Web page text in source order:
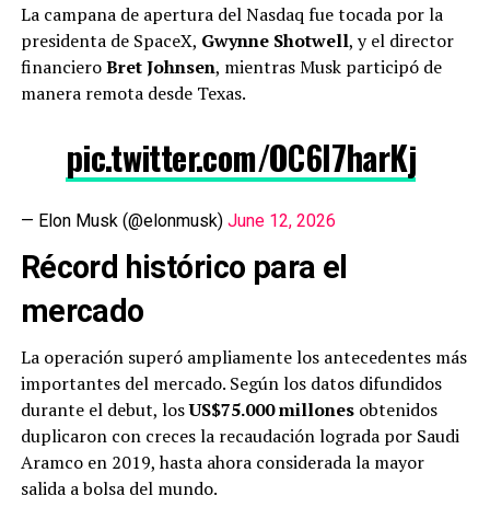
La campana de apertura del Nasdaq fue tocada por la
presidenta de SpaceX, Gwynne Shotwell, y el director
financieroBret Johnsen, mientras Musk participó de
manera remota desde Texas.
pic.twitter.com/OC6l7harKj
— Elon Musk (@elonmusk) June 12, 2026
Récord histórico para el
mercado
La operación superó ampliamente los antecedentes más
importantes del mercado. Según los datos difundidos
durante el debut, losUS$75.000 millonesobtenidos
duplicaron con creces la recaudación lograda por Saudi
Aramco en 2019, hasta ahora considerada la mayor
salida a bolsa del mundo.